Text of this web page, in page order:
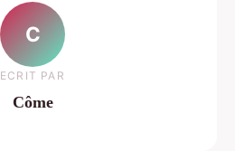
C
ECRIT PAR
Côme